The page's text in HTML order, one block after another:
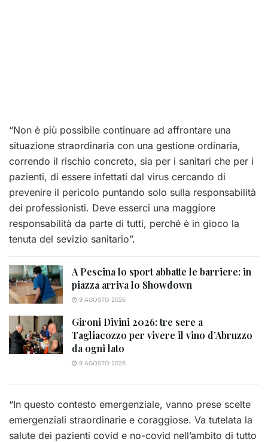
“Non è più possibile continuare ad affrontare una
situazione straordinaria con una gestione ordinaria,
correndo il rischio concreto, sia per i sanitari che per i
pazienti, di essere infettati dal virus cercando di
prevenire il pericolo puntando solo sulla responsabilità
dei professionisti. Deve esserci una maggiore
responsabilità da parte di tutti, perché è in gioco la
tenuta del sevizio sanitario”.
A Pescina lo sport abbatte le barriere: in
piazza arriva lo Showdown
9 AGOSTO 2026
Gironi Divini 2026: tre sere a
Tagliacozzo per vivere il vino d’Abruzzo
da ogni lato
9 AGOSTO 2026
“In questo contesto emergenziale, vanno prese scelte
emergenziali straordinarie e coraggiose. Va tutelata la
salute dei pazienti covid e no-covid nell’ambito di tutto